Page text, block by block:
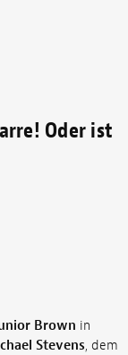
Oder ist
Brown in
Stevens, dem